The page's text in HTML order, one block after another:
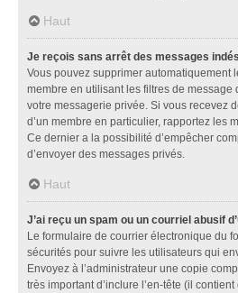
Haut
Je reçois sans arrêt des messages
Vous pouvez supprimer automatiquement
membre en utilisant les filtres de message
votre messagerie privée. Si vous recevez
d’un membre en particulier, rapportez les
Ce dernier a la possibilité d’empêcher
d’envoyer des messages privés.
Haut
J’ai reçu un spam ou un courriel abusif
Le formulaire de courrier électronique du
sécurités pour suivre les utilisateurs qui
Envoyez à l’administrateur une copie
très important d’inclure l’en-tête (il